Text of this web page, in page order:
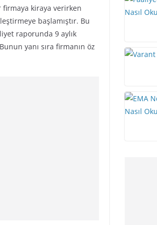
firmaya kiraya verirken
başlamıştır. Bu
raporunda 9 aylık
yanı sıra firmanın öz